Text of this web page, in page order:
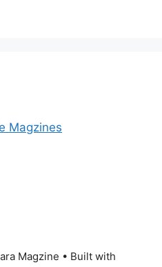
Magzines
Magzine • Built with